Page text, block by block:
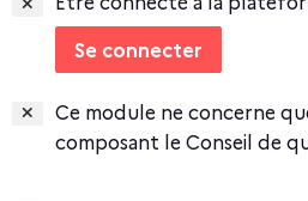
Se connecter
Ce module ne concerne
composant le Conseil de